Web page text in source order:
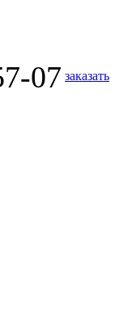
07 заказать